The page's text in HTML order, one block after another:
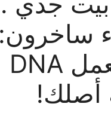
ساخرون:
عليك بعمل DNA
أصلك!